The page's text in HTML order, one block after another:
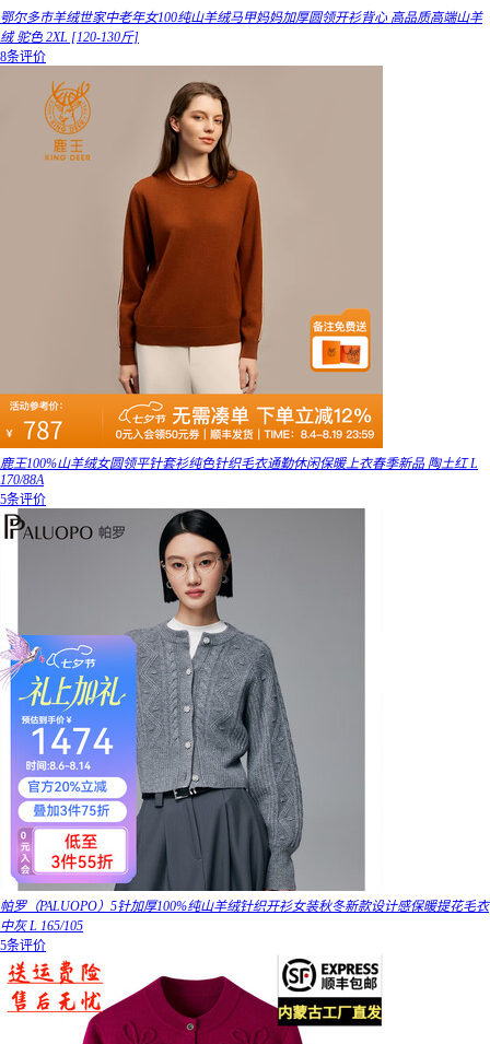
鄂尔多市羊绒世家中老年女100纯山羊绒马甲妈妈加厚圆领开衫背心 高品质高端山羊
绒 驼色 2XL [120-130斤]
8条评价
鹿王100%山羊绒女圆领平针套衫纯色针织毛衣通勤休闲保暖上衣春季新品 陶土红 L
170/88A
5条评价
帕罗（PALUOPO）5针加厚100%纯山羊绒针织开衫女装秋冬新款设计感保暖提花毛衣
中灰 L 165/105
5条评价